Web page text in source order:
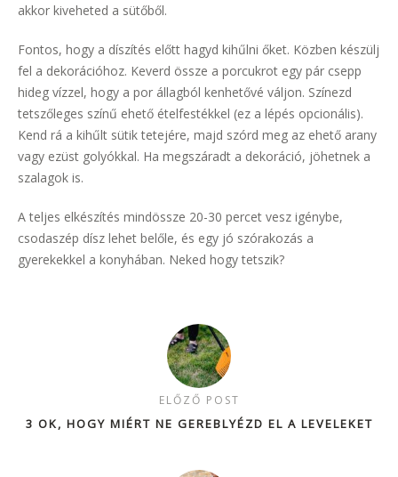
akkor kiveheted a sütőből.
Fontos, hogy a díszítés előtt hagyd kihűlni őket. Közben készülj
fel a dekorációhoz. Keverd össze a porcukrot egy pár csepp
hideg vízzel, hogy a por állagból kenhetővé váljon. Színezd
tetszőleges színű ehető ételfestékkel (ez a lépés opcionális).
Kend rá a kihűlt sütik tetejére, majd szórd meg az ehető arany
vagy ezüst golyókkal. Ha megszáradt a dekoráció, jöhetnek a
szalagok is.
A teljes elkészítés mindössze 20-30 percet vesz igénybe,
csodaszép dísz lehet belőle, és egy jó szórakozás a
gyerekekkel a konyhában. Neked hogy tetszik?
ELŐZŐ POST
3 OK, HOGY MIÉRT NE GEREBLYÉZD EL A LEVELEKET